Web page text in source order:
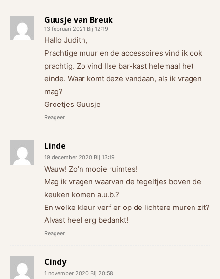
Guusje van Breuk
13 februari 2021 Bij 12:19
Hallo Judith,
Prachtige muur en de accessoires vind ik ook
prachtig. Zo vind Ilse bar-kast helemaal het
einde. Waar komt deze vandaan, als ik vragen
mag?
Groetjes Guusje
Reageer
Linde
19 december 2020 Bij 13:19
Wauw! Zo’n mooie ruimtes!
Mag ik vragen waarvan de tegeltjes boven de
keuken komen a.u.b.?
En welke kleur verf er op de lichtere muren zit?
Alvast heel erg bedankt!
Reageer
Cindy
1 november 2020 Bij 20:58